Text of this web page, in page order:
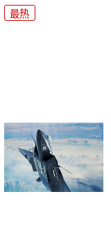
最热